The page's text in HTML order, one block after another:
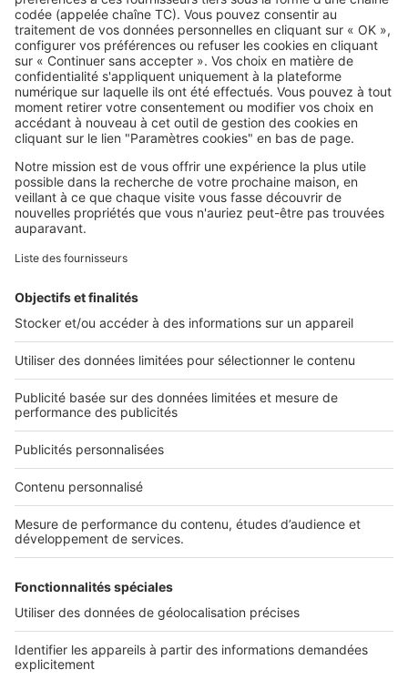
SeLoger c'est aussi
Retrouvez-nous sur ...
L'ENTREPRISE
Nous contacter
Nous recrutons
NOS APPLICATIONS
Découvrez nos applications
Tous nos services pro
Accès client
À DÉCOUVRIR